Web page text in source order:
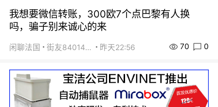
我想要微信转账，300欧7个点巴黎有人换
吗，骗子别来诚心的来
闲聊法国 街友84014588 昨天22:56 70 0